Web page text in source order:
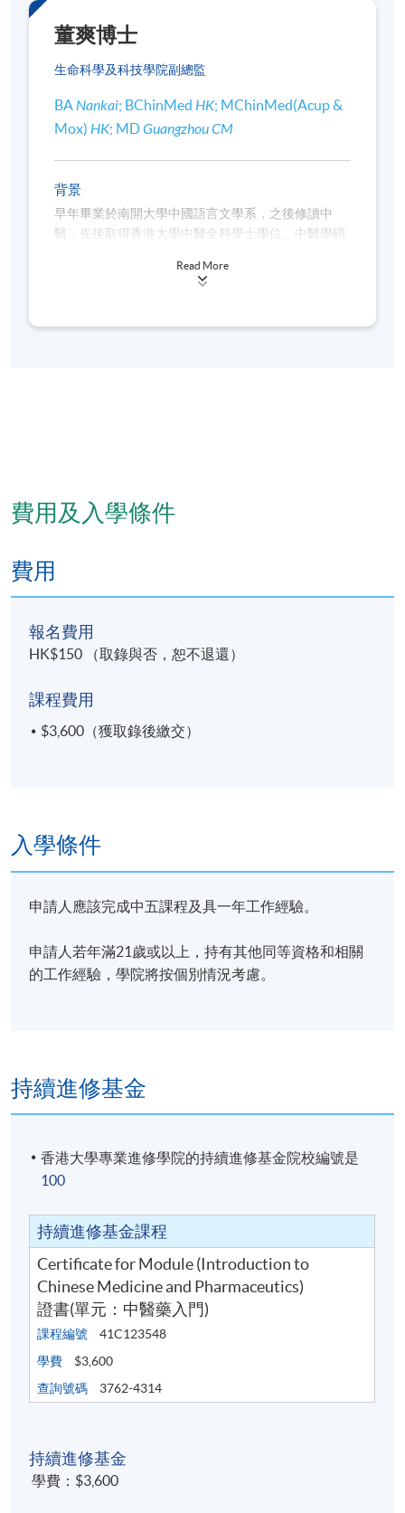
地點
董爽博士
生命科學及科技學院副總監
BANankai; BChinMed HK; MChinMed(Acup &
Mox) HK; MDGuangzhou CM
背景
早年畢業於南開大學中國語言文學系，之後修讀中
醫，先後取得香港大學中醫全科學士學位、中醫學碩
婦科）學位，為香港註冊中醫師。曾於醫管局轄下診
課程及科普養生課程。並曾設計參與中港圍絕經期婦
Read More
費用及入學條件
費用
報名費用
HK$150 （取錄與否，恕不退還）
課程費用
$3,600（獲取錄後繳交）
入學條件
申請人應該完成中五課程及具一年工作經驗。
申請人若年滿21歲或以上，持有其他同等資格和相關
的工作經驗，學院將按個別情況考慮。
持續進修基金
香港大學專業進修學院的持續進修基金院校編號是
100
持續進修基金課程
Certificate for Module (Introduction to
Chinese Medicine and Pharmaceutics)
證書(單元：中醫藥入門)
課程編號
41C123548
學費
$3,600
查詢號碼
3762-4314
持續進修基金
學費：$3,600